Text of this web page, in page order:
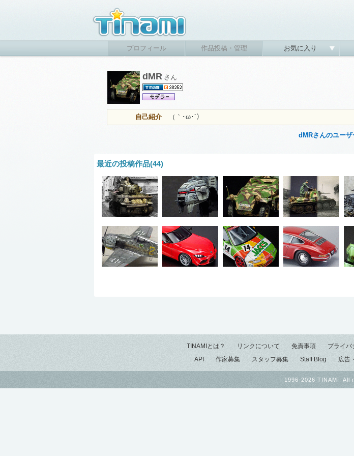
プロフィール 作品投稿・管理 お気に入り
dMR さん
自己紹介 （｀･ω･´）
dMRさんのユー
最近の投稿作品(44)
TINAMIとは？ リンクについて 免責事項 プライバ
API
作家募集 スタッフ募集 Staff Blog 広告
1996-2026 TINAMI. All